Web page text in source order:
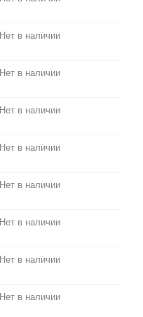
Нет в наличии
Нет в наличии
Нет в наличии
Нет в наличии
Нет в наличии
Нет в наличии
Нет в наличии
Нет в наличии